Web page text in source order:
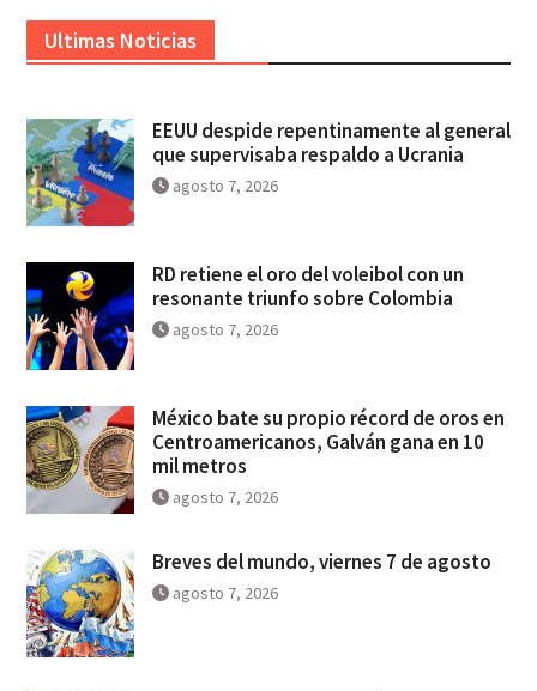
Ultimas Noticias
EEUU despide repentinamente al general
que supervisaba respaldo a Ucrania
agosto 7, 2026
RD retiene el oro del voleibol con un
resonante triunfo sobre Colombia
agosto 7, 2026
México bate su propio récord de oros en
Centroamericanos, Galván gana en 10
mil metros
agosto 7, 2026
Breves del mundo, viernes 7 de agosto
agosto 7, 2026